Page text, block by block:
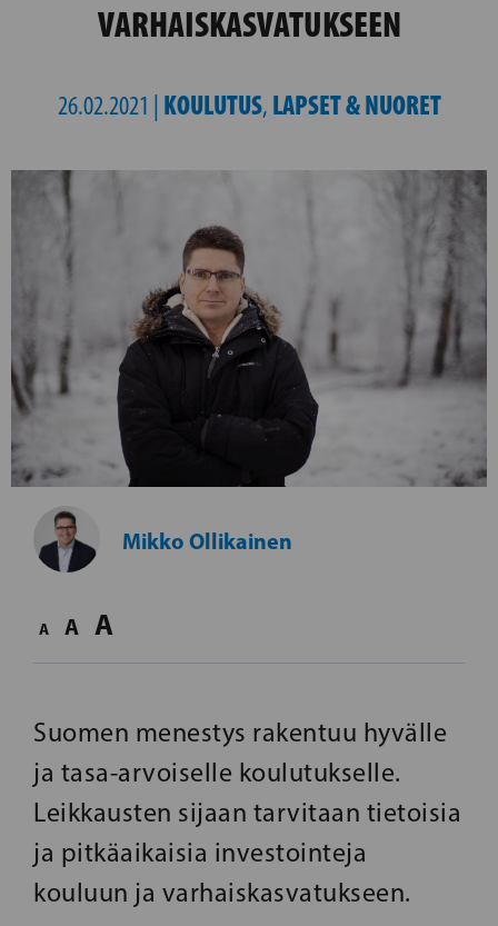
VARHAISKASVATUKSEEN
26.02.2021 | KOULUTUS, LAPSET & NUORET
Mikko Ollikainen
A A A
Suomen menestys rakentuu hyvälle
ja tasa-arvoiselle koulutukselle.
Leikkausten sijaan tarvitaan tietoisia
ja pitkäaikaisia ​​investointeja
kouluun ja varhaiskasvatukseen.